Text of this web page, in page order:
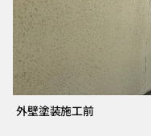
外壁塗装施工前